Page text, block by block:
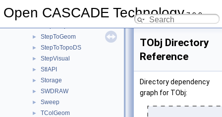
Open CASCADE Technology7.9.0
STEPSelections
► StepToGeom
► StepToTopoDS
► StepVisual
► StlAPI
► Storage
► SWDRAW
► Sweep
► TColGeom
TObj Directory
Reference
Directory dependency
graph for TObj: